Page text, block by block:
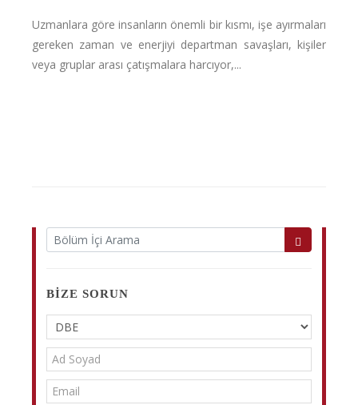
Uzmanlara göre insanların önemli bir kısmı, işe ayırmaları
gereken zaman ve enerjiyi departman savaşları, kişiler
veya gruplar arası çatışmalara harcıyor,...
BIZE SORUN